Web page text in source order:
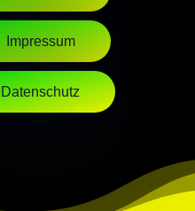
Impressum
Datenschutz